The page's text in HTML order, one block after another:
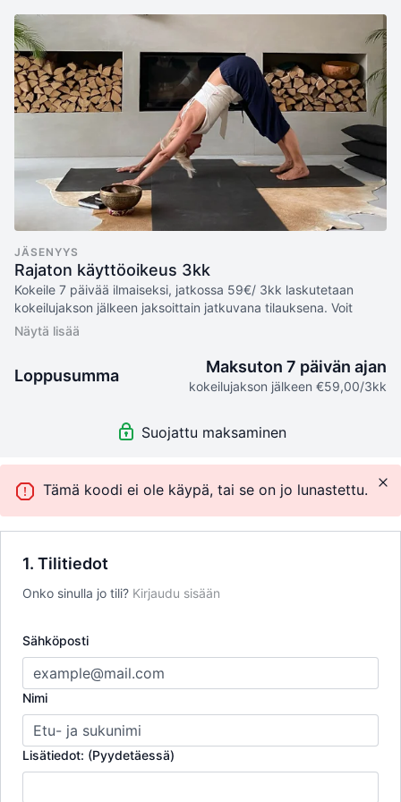
Tämä koodi ei ole käypä, tai se on jo lunastettu.
1. Tilitiedot
Onko sinulla jo tili? Kirjaudu sisään
Sähköposti
Nimi
Lisätiedot: (Pyydetäessä)
JÄSENYYS
Rajaton käyttöoikeus 3kk
Kokeile 7 päivää ilmaiseksi, jatkossa 59€/ 3kk laskutetaan
kokeilujakson jälkeen jaksoittain jatkuvana tilauksena. Voit
perua tilauksen koska tahansa jakson aikana.
7 päivän ILMAINEN kokeilu
Laskutus 59€ / 3 kuukauden välein
Uusia videoita kuukausittain
Ammattitaitoiset tunnetut opettajat
Vierailevat asiantuntijat
Huippulaatuiset videot
Huom! Tarjouskoodit lunastetaan maksuvaiheessa!
Loppusumma Maksuton 7 päivän ajan
kokeilujakson jälkeen €59,00/3kk
Suojattu maksaminen